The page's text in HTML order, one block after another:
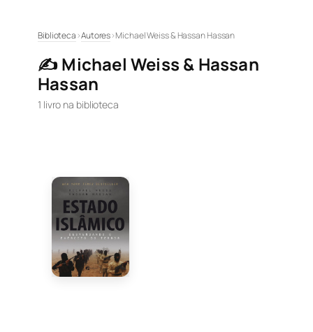
conteúdo
Biblioteca›Autores›Michael Weiss & Hassan Hassan
✍️ Michael Weiss & Hassan
Hassan
1 livro na biblioteca